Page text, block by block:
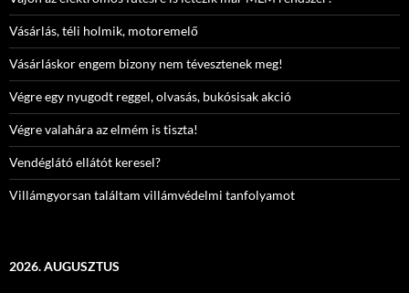
Vásárlás, téli holmik, motoremelő
Vásárláskor engem bizony nem tévesztenek meg!
Végre egy nyugodt reggel, olvasás, bukósisak akció
Végre valahára az elmém is tiszta!
Vendéglátó ellátót keresel?
Villámgyorsan találtam villámvédelmi tanfolyamot
2026. AUGUSZTUS